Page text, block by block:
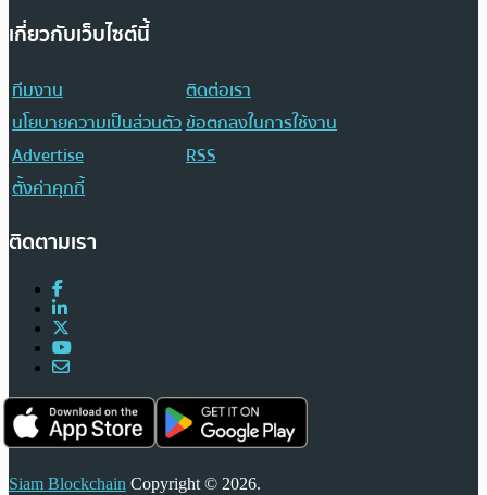
เกี่ยวกับเว็บไซต์นี้
ทีมงาน
ติดต่อเรา
นโยบายความเป็นส่วนตัวข้อตกลงในการใช้งาน
Advertise
RSS
ตั้งค่าคุกกี้
ติดตามเรา
Siam Blockchain Copyright © 2026.